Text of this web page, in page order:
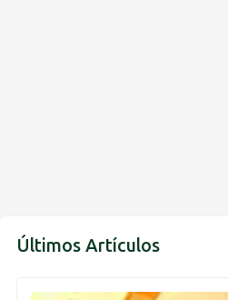
Últimos Artículos